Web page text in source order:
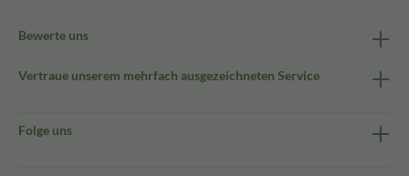
Bewerte uns
Vertraue unserem mehrfach ausgezeichneten Service
Folge uns